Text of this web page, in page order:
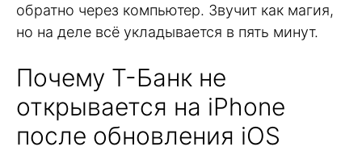
обратно через компьютер. Звучит как магия,
но на деле всё укладывается в пять минут.
Почему Т-Банк не
открывается на iPhone
после обновления iOS